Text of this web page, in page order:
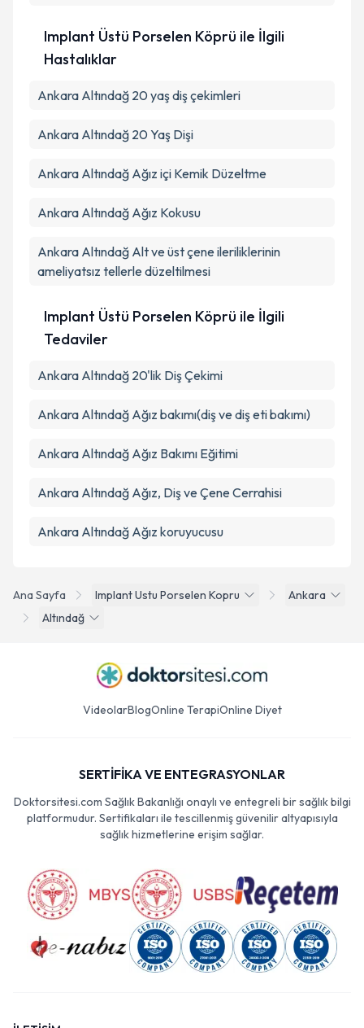
Ana Sayfa Implant Ustu Porselen Kopru
Ankara
Altındağ
Implant Üstü Porselen Köprü ile İlgili
Hastalıklar
Ankara Altındağ 20 yaş diş çekimleri
Ankara Altındağ 20 Yaş Dişi
Ankara Altındağ Ağız içi Kemik Düzeltme
Ankara Altındağ Ağız Kokusu
Ankara Altındağ Alt ve üst çene ileriliklerinin
ameliyatsız tellerle düzeltilmesi
Implant Üstü Porselen Köprü ile İlgili
Tedaviler
Ankara Altındağ 20'lik Diş Çekimi
Ankara Altındağ Ağız bakımı(diş ve diş eti bakımı)
Ankara Altındağ Ağız Bakımı Eğitimi
Ankara Altındağ Ağız, Diş ve Çene Cerrahisi
Ankara Altındağ Ağız koruyucusu
VideolarBlogOnline TerapiOnline Diyet
SERTİFİKA VE ENTEGRASYONLAR
Doktorsitesi.com Sağlık Bakanlığı onaylı ve entegreli bir sağlık bilgi
platformudur. Sertifikaları ile tescillenmiş güvenilir altyapısıyla
sağlık hizmetlerine erişim sağlar.